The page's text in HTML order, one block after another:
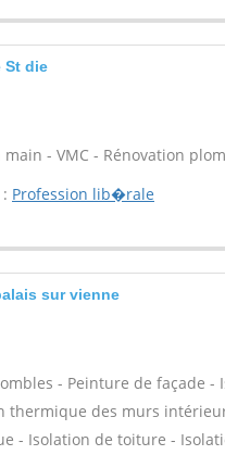
St die
main - VMC - Rénovation
Profession lib�rale
sur vienne
- Peinture de façade
thermique des murs
- Isolation de toiture -